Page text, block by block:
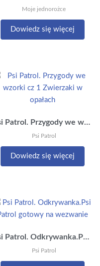
Moje jednorożce
Dowiedz się więcej
Psi Patrol. Przygody we wzorki cz 1 Zwierzaki w opałach
Psi Patrol
Dowiedz się więcej
Psi Patrol. Odkrywanka.Psi Patrol gotowy na wezwanie
Psi Patrol